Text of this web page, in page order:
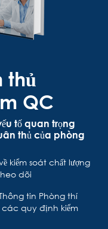
thủ
QC
tố quan trọng
thủ của phòng
kiểm soát chất lượng
dõi
tin Phòng thí
các quy định kiểm